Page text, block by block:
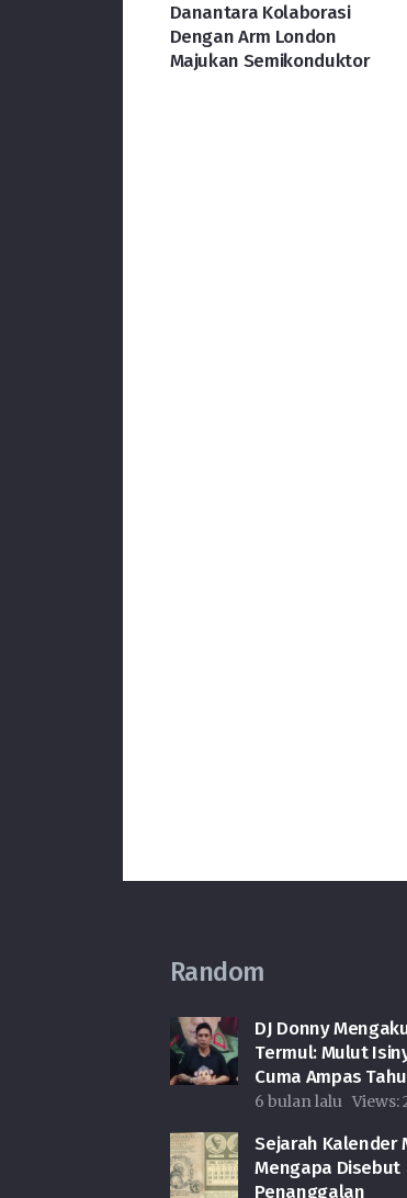
Danantara Kolaborasi
Dengan Arm London
Majukan Semikonduktor
Random
DJ Donny
Termul: Mulut
Cuma Ampas
6 bulan lalu Views:
Sejarah Kalender
Mengapa Disebut
Penanggalan